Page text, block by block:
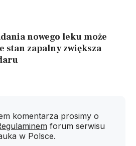
nowego leku może
stan zapalny zwiększa
komentarza prosimy o
forum serwisu
w Polsce.